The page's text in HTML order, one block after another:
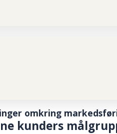
omkring
kunders